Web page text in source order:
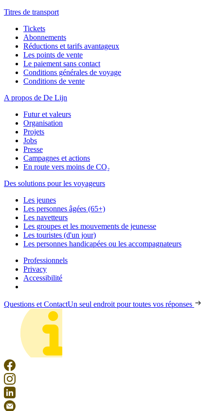
Titres de transport
Tickets
Abonnements
Réductions et tarifs avantageux
Les points de vente
Le paiement sans contact
Conditions générales de voyage
Conditions de vente
A propos de De Lijn
Futur et valeurs
Organisation
Projets
Jobs
Presse
Campagnes et actions
En route vers moins de CO₂
Des solutions pour les voyageurs
Les jeunes
Les personnes âgées (65+)
Les navetteurs
Les groupes et les mouvements de jeunesse
Les touristes (d'un jour)
Les personnes handicapées ou les accompagnateurs
Professionnels
Privacy
Accessibilité
Questions et ContactUn seul endroit pour toutes vos réponses